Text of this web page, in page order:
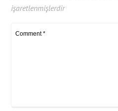
işaretlenmişlerdir